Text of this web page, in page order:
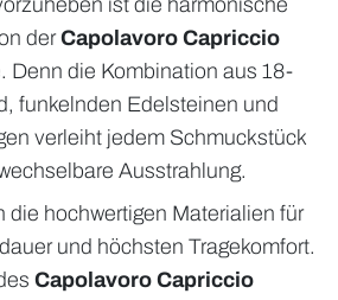
ist die harmonische
derCapolavoro Capriccio
Denn die Kombination aus 18-
funkelnden Edelsteinen und
verleiht jedem Schmuckstück
Ausstrahlung.
die hochwertigen Materialien für
und höchsten Tragekomfort.
Capolavoro Capriccio